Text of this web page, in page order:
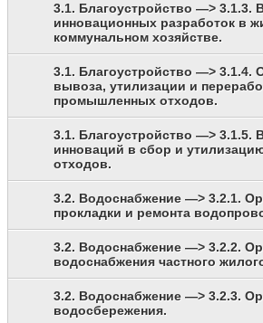
3.1. Благоустройство —> 3.1.3.
инновационных разработок в
коммунальном хозяйстве.
3.1. Благоустройство —> 3.1.4.
вывоза, утилизации и
промышленных отходов.
3.1. Благоустройство —> 3.1.5.
инноваций в сбор и
отходов.
3.2. Водоснабжение —> 3.2.1.
прокладки и ремонта
3.2. Водоснабжение —> 3.2.2.
водоснабжения частного
3.2. Водоснабжение —> 3.2.3.
водосбережения.